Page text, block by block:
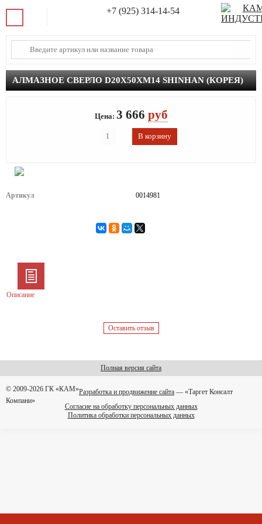
+7 (925) 314-14-54
АЛМАЗНОЕ СВЕРЛО D20Х50ХМ14 SHINHAN (КОРЕЯ)
Артикул 0014981
Цена: 3 666 руб
Описание
Оставить отзыв
Полная версия сайта
© 2009-2026 ГК «КАМ»Разработка и продвижение сайта — «Таргет Консалт
Компани»
Согласие на обработку персональных данных
Политика обработки персональных данных